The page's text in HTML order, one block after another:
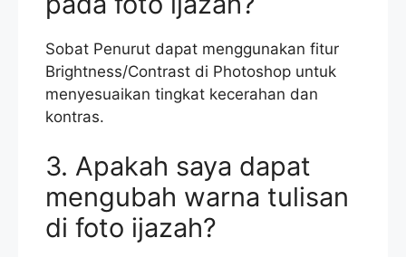
Sobat Penurut dapat menggunakan fitur
Brightness/Contrast di Photoshop untuk
menyesuaikan tingkat kecerahan dan
kontras.
3. Apakah saya dapat
mengubah warna tulisan
di foto ijazah?